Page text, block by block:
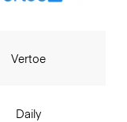
Vertoe
Daily